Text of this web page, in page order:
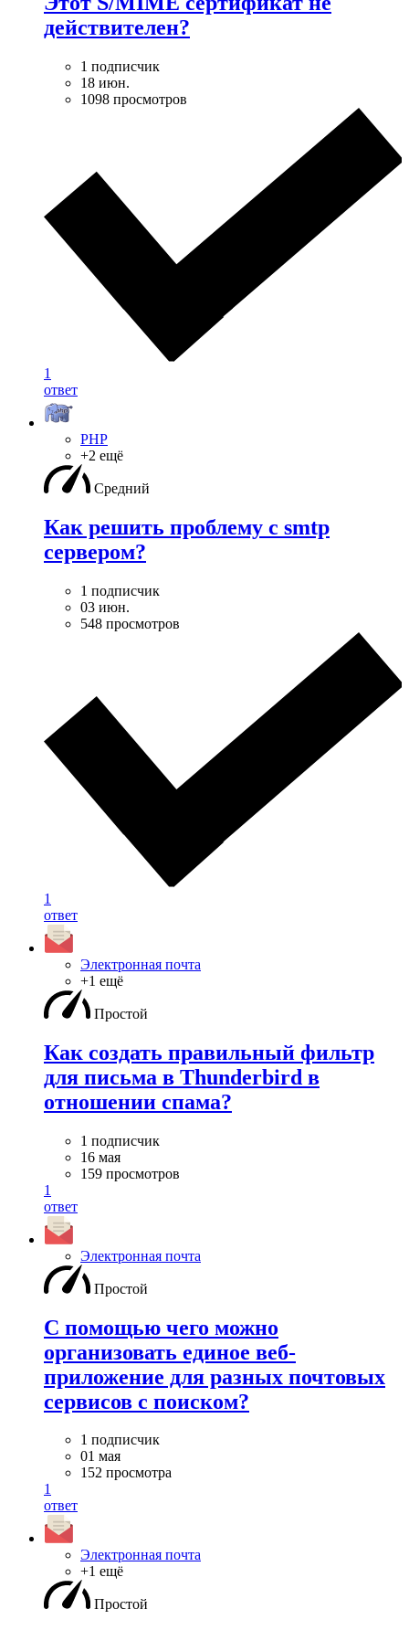
действителен?
1 подписчик
18 июн.
1098 просмотров
1
ответ
PHP
+2 ещё
Средний
Как решить проблему с smtp
сервером?
1 подписчик
03 июн.
548 просмотров
1
ответ
Электронная почта
+1 ещё
Простой
Как создать правильный фильтр
для письма в Thunderbird в
отношении спама?
1 подписчик
16 мая
159 просмотров
1
ответ
Электронная почта
Простой
С помощью чего можно
организовать единое веб-
приложение для разных почтовых
сервисов с поиском?
1 подписчик
01 мая
152 просмотра
1
ответ
Электронная почта
+1 ещё
Простой